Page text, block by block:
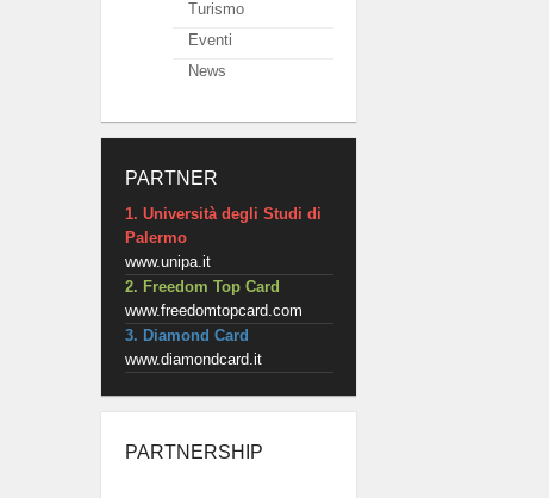
Turismo
Eventi
News
PARTNER
1. Università degli Studi di
Palermo
www.unipa.it
2. Freedom Top Card
www.freedomtopcard.com
3. Diamond Card
www.diamondcard.it
PARTNERSHIP